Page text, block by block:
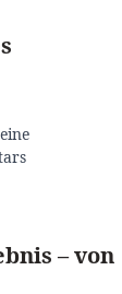
– von